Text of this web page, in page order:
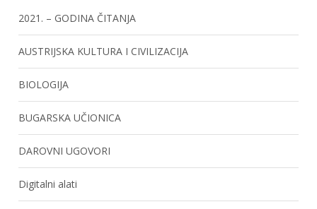
2021. – GODINA ČITANJA
AUSTRIJSKA KULTURA I CIVILIZACIJA
BIOLOGIJA
BUGARSKA UČIONICA
DAROVNI UGOVORI
Digitalni alati